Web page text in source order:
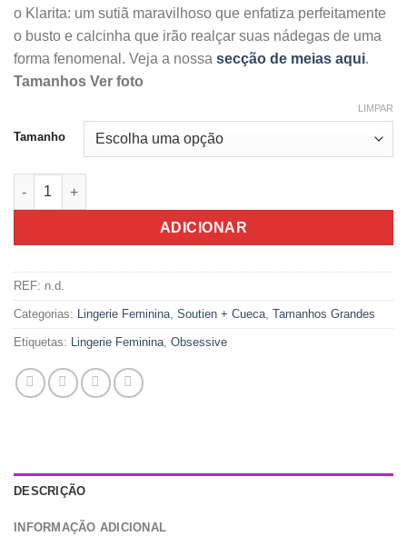
o Klarita: um sutiã maravilhoso que enfatiza perfeitamente
o busto e calcinha que irão realçar suas nádegas de uma
forma fenomenal. Veja a nossa secção de meias aqui.
Tamanhos Ver foto
Tamanho
LIMPAR
Quantidade de Obsessive Lingerie Klarita Preto 2 Peças -
ADICIONAR
REF: n.d.
Categorias: Lingerie Feminina, Soutien + Cueca, Tamanhos Grandes
Etiquetas: Lingerie Feminina, Obsessive
DESCRIÇÃO
INFORMAÇÃO ADICIONAL